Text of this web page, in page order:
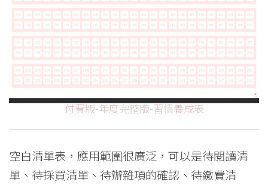
付費版-年度完整版-習慣養成表
空白清單表，應用範圍很廣泛，可以是待閱讀清
單、待採買清單、待辦雜項的確認、待繳費清